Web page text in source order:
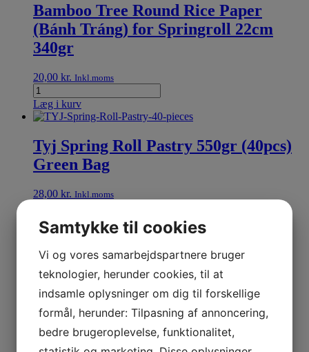
Bamboo Tree Round Rice Paper
(Bánh Tráng) for Springroll 22cm
340gr
20,00 kr. Inkl.moms
Læg i kurv
Tyj Spring Roll Pastry 550gr (40pcs)
Green Bag
28,00 kr. Inkl.moms
Læg i kurv
Thai Dancer Rice Stick (M) 400gr
16,00kr. Inkl.moms
Læg i kurv
Samtykke til cookies
Vi og vores samarbejdspartnere bruger
teknologier, herunder cookies, til at
indsamle oplysninger om dig til forskellige
formål, herunder: Tilpasning af annoncering,
bedre brugeroplevelse, funktionalitet,